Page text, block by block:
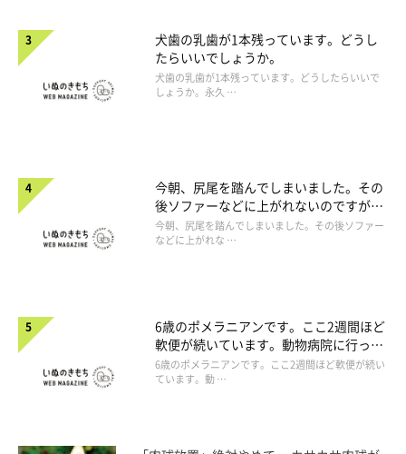
犬歯の乳歯が1本残っています。どうし
たらいいでしょうか。
犬歯の乳歯が1本残っています。どうしたらいいで
しょうか。永久 …
今朝、尻尾を踏んでしまいました。その
後ソファーなどに上がれないのですが、
大丈夫でしょうか。
今朝、尻尾を踏んでしまいました。その後ソファー
などに上がれな …
6歳のポメラニアンです。ここ2週間ほど
軟便が続いています。動物病院に行った
ほうがよいですか。
6歳のポメラニアンです。ここ2週間ほど軟便が続い
ています。動 …